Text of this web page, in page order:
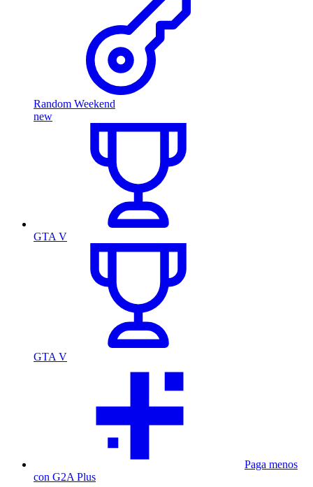
Random Weekend
new
GTA V
GTA V
Paga menos
con G2A Plus